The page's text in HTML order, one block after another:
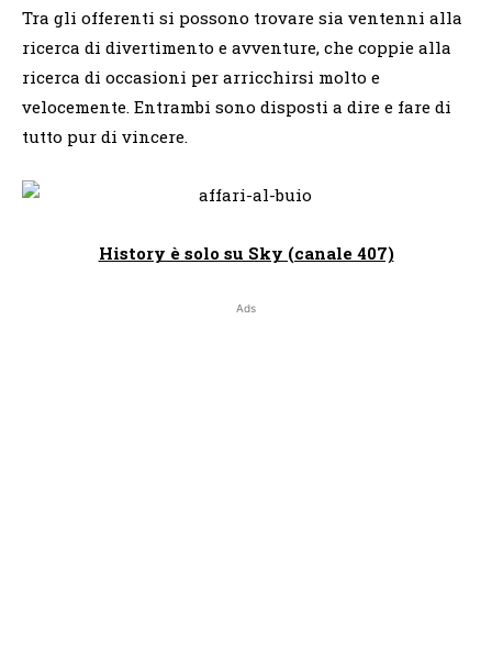
Tra gli offerenti si possono trovare sia ventenni alla
ricerca di divertimento e avventure, che coppie alla
ricerca di occasioni per arricchirsi molto e
velocemente. Entrambi sono disposti a dire e fare di
tutto pur di vincere.
History è solo su Sky (canale 407)
Ads